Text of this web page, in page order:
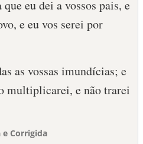
eu dei a vossos pais, e
e eu vos serei por
as vossas imundícias; e
multiplicarei, e não trarei
e Corrigida